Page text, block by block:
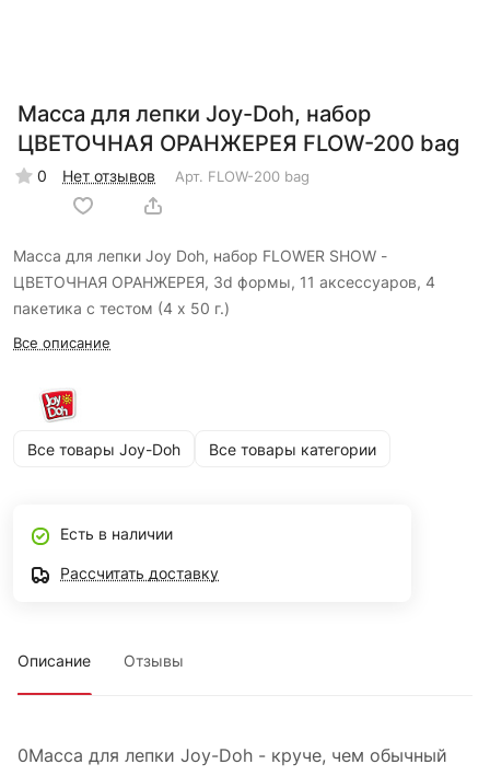
Масса для лепки Joy-Doh, набор
ЦВЕТОЧНАЯ ОРАНЖЕРЕЯ FLOW-200 bag
0 Нет отзывов Арт. FLOW-200 bag
Масса для лепки Joy Doh, набор FLOWER SHOW -
ЦВЕТОЧНАЯ ОРАНЖЕРЕЯ, 3d формы, 11 аксессуаров, 4
пакетика с тестом (4 x 50 г.)
Все описание
Все товары Joy-Doh Все товары категории
Есть в наличии
Рассчитать доставку
Описание Отзывы
0Масса для лепки Joy-Doh - круче, чем обычный